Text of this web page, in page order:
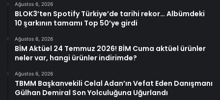
Ağustos 6, 2026
BLOK3’ten Spotify Türkiye’de tarihi rekor… Albümdeki
10 şarkının tamamı Top 50’ye girdi
Ağustos 6, 2026
BİM Aktüel 24 Temmuz 2026! BİM Cuma aktüel ürünler
neler var, hangi ürünler indirimde?
Ağustos 6, 2026
TBMM Başkanvekili Celal Adan’ın Vefat Eden Danışmanı
Gülhan Demiral Son Yolculuğuna Uğurlandı